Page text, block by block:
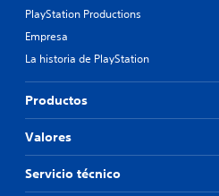
PlayStation Productions
Empresa
La historia de PlayStation
Productos
Valores
Servicio técnico